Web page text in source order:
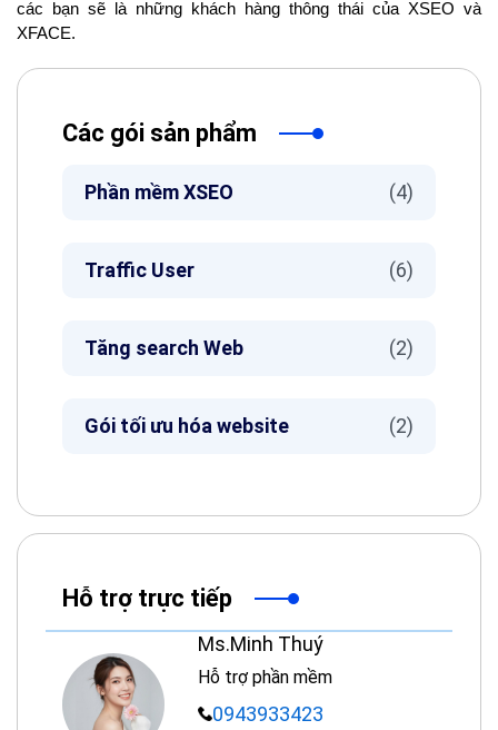
các bạn sẽ là những khách hàng thông thái của XSEO và
XFACE.
Các gói sản phẩm
Phần mềm XSEO (4)
Traffic User (6)
Tăng search Web (2)
Gói tối ưu hóa website (2)
Hỗ trợ trực tiếp
Ms.Minh Thuý
Hỗ trợ phần mềm
0943933423